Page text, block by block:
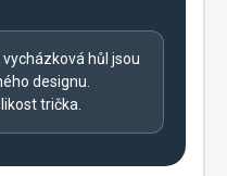
hůl jsou
designu.
trička.